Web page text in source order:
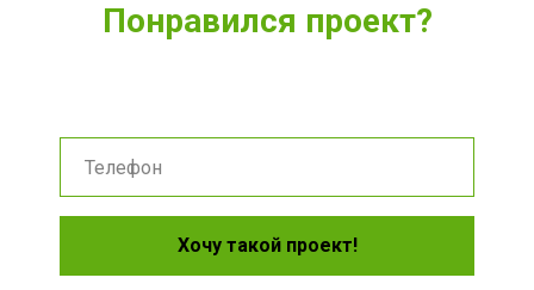
Понравился проект?
Хочу такой проект!